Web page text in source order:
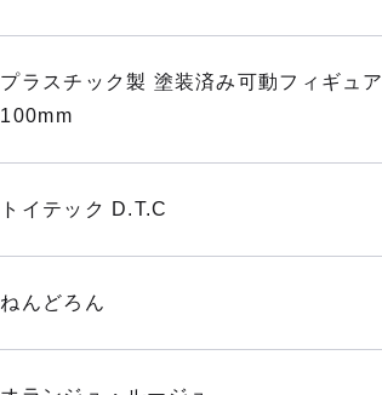
プラスチック製 塗装済み可動フィギュ
100mm
トイテック D.T.C
ねんどろん